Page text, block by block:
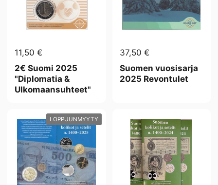
11,50 €
2€ Suomi 2025
"Diplomatia &
Ulkomaansuhteet"
37,50 €
Suomen vuosisarja
2025 Revontulet
LOPPUUNMYYTY